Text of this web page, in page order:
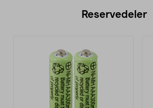
Reservedeler